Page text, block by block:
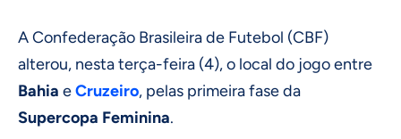
A Confederação Brasileira de Futebol (CBF)
alterou, nesta terça-feira (4), o local do jogo entre
Bahia eCruzeiro, pelas primeira fase da
Supercopa Feminina.